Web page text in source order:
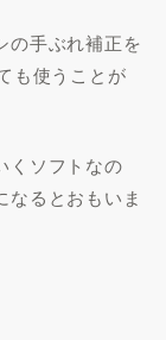
の手ぶれ補正を
も使うことが
くソフトなの
なるとおもいま